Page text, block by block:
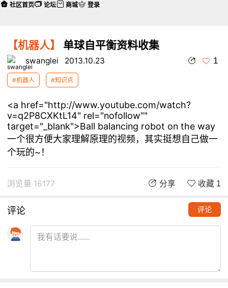
【机器人】 单球自平衡资料收集
swanglei 2013.10.23 1
#机器人 #知识点
<a href="http://www.youtube.com/watch?
v=q2P8CXKtL14" rel="nofollow""
target="_blank">Ball balancing robot on the way
一个很方便大家理解原理的视频，其实挺想自己做一
个玩的~！
浏览量 16177 分享 收藏 1
评论 评论
社区首页 论坛 商城 登录